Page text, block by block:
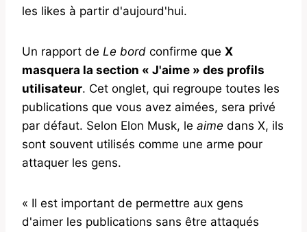
les likes à partir d'aujourd'hui.
Un rapport de Le bord confirme que X
masquera la section « J'aime » des profils
utilisateur. Cet onglet, qui regroupe toutes les
publications que vous avez aimées, sera privé
par défaut. Selon Elon Musk, le aime dans X, ils
sont souvent utilisés comme une arme pour
attaquer les gens.
« Il est important de permettre aux gens
d'aimer les publications sans être attaqués